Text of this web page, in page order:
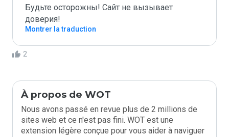
Будьте осторожны! Сайт не вызывает
доверия!
Montrer la traduction
2
À propos de WOT
Nous avons passé en revue plus de 2 millions de
sites web et ce n'est pas fini. WOT est une
extension légère conçue pour vous aider à naviguer